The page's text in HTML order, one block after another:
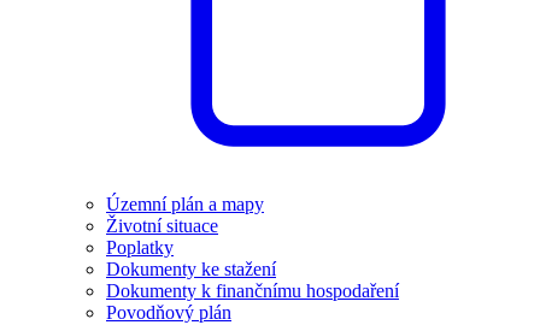
Územní plán a mapy
Životní situace
Poplatky
Dokumenty ke stažení
Dokumenty k finančnímu hospodaření
Povodňový plán